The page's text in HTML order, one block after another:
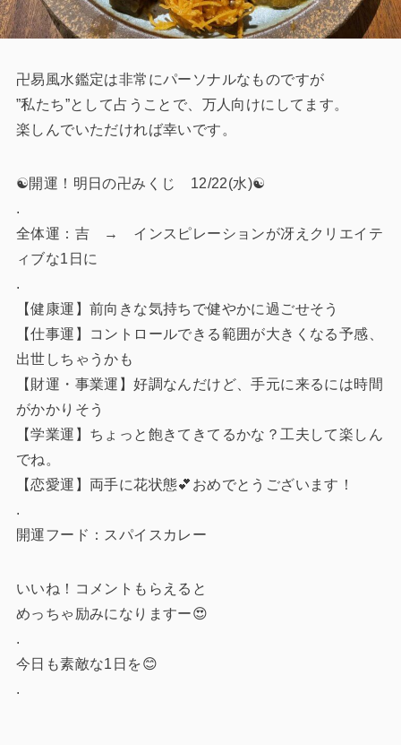
卍易風水鑑定は非常にパーソナルなものですが
”私たち”として占うことで、万人向けにしてます。
楽しんでいただければ幸いです。
☯️開運！明日の卍みくじ 12/22(水)☯️
.
全体運：吉 → インスピレーションが冴えクリエイテ
ィブな1日に
.
【健康運】前向きな気持ちで健やかに過ごせそう
【仕事運】コントロールできる範囲が大きくなる予感、
出世しちゃうかも
【財運・事業運】好調なんだけど、手元に来るには時間
がかかりそう
【学業運】ちょっと飽きてきてるかな？工夫して楽しん
でね。
【恋愛運】両手に花状態💕おめでとうございます！
.
開運フード：スパイスカレー
いいね！コメントもらえると
めっちゃ励みになりますー😍
.
今日も素敵な1日を😊
.